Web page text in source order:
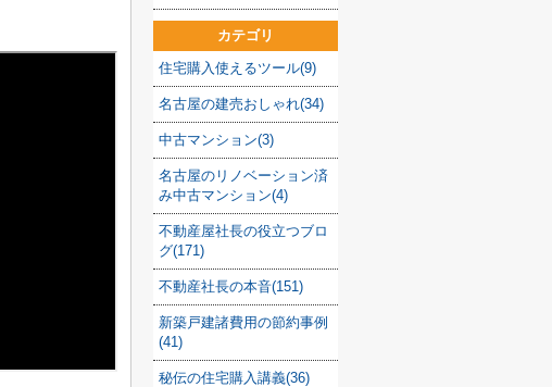
カテゴリ
住宅購入使えるツール(9)
名古屋の建売おしゃれ(34)
中古マンション(3)
名古屋のリノベーション済
み中古マンション(4)
不動産屋社長の役立つブロ
グ(171)
不動産社長の本音(151)
新築戸建諸費用の節約事例
(41)
秘伝の住宅購入講義(36)